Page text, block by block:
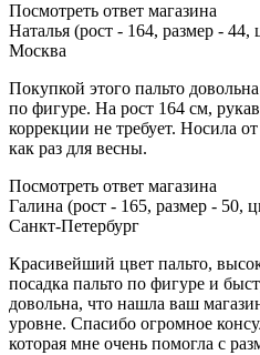
Посмотреть ответ магазина
Наталья (рост - 164, размер -
Москва
Покупкой этого пальто
по фигуре. На рост 164 см,
коррекции не требует. Носила
как раз для весны.
Посмотреть ответ магазина
Галина (рост - 165, размер - 50,
Санкт-Петербург
Красивейший цвет пальто,
посадка пальто по фигуре и
довольна, что нашла ваш
уровне. Спасибо огромное
которая мне очень помогла с